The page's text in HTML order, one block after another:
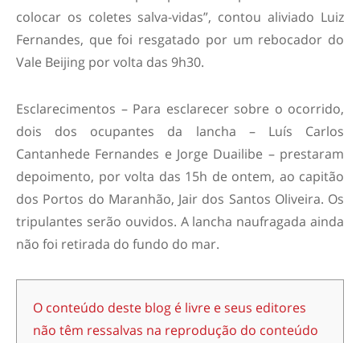
colocar os coletes salva-vidas”, contou aliviado Luiz
Fernandes, que foi resgatado por um rebocador do
Vale Beijing por volta das 9h30.
Esclarecimentos – Para esclarecer sobre o ocorrido,
dois dos ocupantes da lancha – Luís Carlos
Cantanhede Fernandes e Jorge Duailibe – prestaram
depoimento, por volta das 15h de ontem, ao capitão
dos Portos do Maranhão, Jair dos Santos Oliveira. Os
tripulantes serão ouvidos. A lancha naufragada ainda
não foi retirada do fundo do mar.
O conteúdo deste blog é livre e seus editores
não têm ressalvas na reprodução do conteúdo